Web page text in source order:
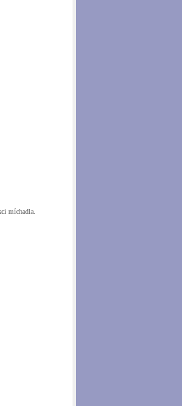
míchadla.